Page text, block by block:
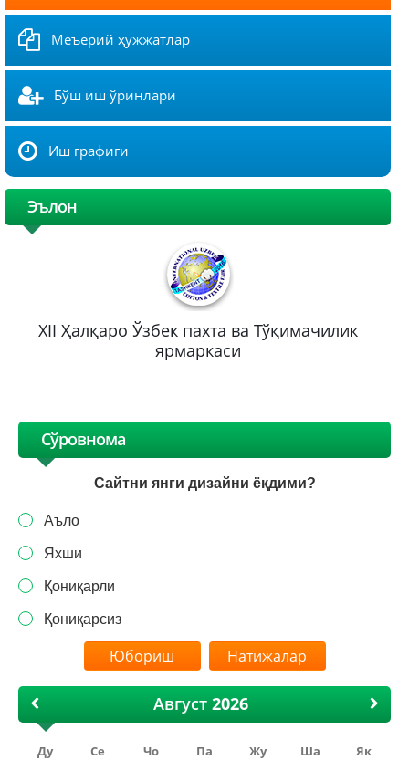
Меъёрий ҳужжатлар
Бўш иш ўринлари
Иш графиги
Эълон
XII Ҳалқаро Ўзбек пахта ва Тўқимачилик
ярмаркаси
Сўровнома
Сайтни янги дизайни ёқдими?
Аъло
Яхши
Қониқарли
Қониқарсиз
Натижалар
Август
Ду Се Чо Па Жу Ша Як